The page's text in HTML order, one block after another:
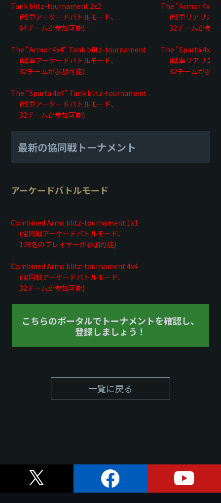
Tank blitz-tournament 2x2
(戦車アーケードバトルモード、
64チームが参加可能)
The "Armor 4x4" Tank blitz-tournament
(戦車アーケードバトルモード、
32チームが参加可能)
The "Sparta 4x4" Tank blitz-tournament
(戦車アーケードバトルモード、
32チームが参加可能)
The "Armor
(戦車リアリステ
32チームが参加
The "Sparta
(戦車リアリステ
32チームが参加
最新の協同戦トーナメント
アーケードバトルモード
Combined Arms blitz-tournament 1x1
(協同戦アーケードバトルモード、
128名のプレイヤーが参加可能)
Combined Arms blitz-tournament 4x4
(協同戦アーケードバトルモード、
32チームが参加可能)
こちらのポータルでトーナメントを確認し、
登録しましょう！
一覧に戻る